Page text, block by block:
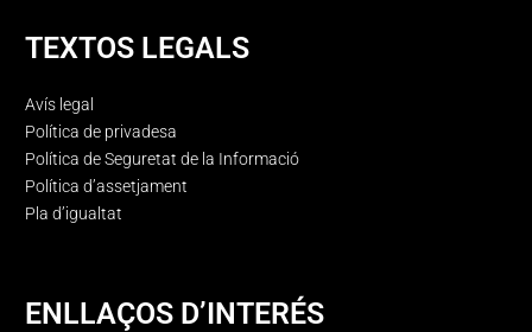
TEXTOS LEGALS
Avís legal
Política de privadesa
Política de Seguretat de la Informació
Política d’assetjament
Pla d’igualtat
ENLLAÇOS D’INTERÉS